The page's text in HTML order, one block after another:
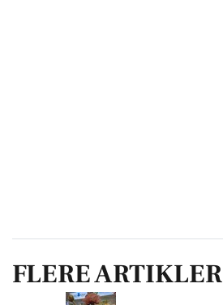
FLERE ARTIKLER